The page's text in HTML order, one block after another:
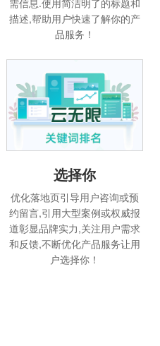
需信息.使用简洁明了的标题和
描述,帮助用户快速了解你的产
品服务！
选择你
优化落地页引导用户咨询或预
约留言,引用大型案例或权威报
道彰显品牌实力,关注用户需求
和反馈,不断优化产品服务让用
户选择你！